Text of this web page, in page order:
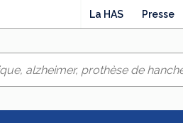
La HAS Presse